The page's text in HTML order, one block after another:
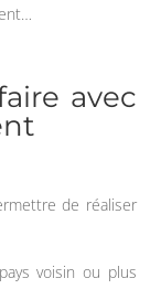
avec
de réaliser
voisin ou plus